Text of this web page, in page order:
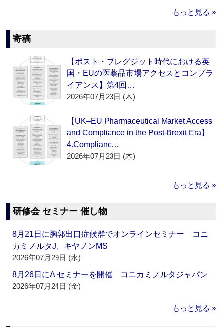
もっと見る »
寄稿
【ポスト・ブレグジット時代における英
国・EUの医薬品市場アクセスとコンプラ
イアンス】第4回…
2026年07月23日 (木)
【UK–EU Pharmaceutical Market Access
and Compliance in the Post-Brexit Era】
4.Complianc…
2026年07月23日 (木)
もっと見る »
研修会 セミナー 催し物
8月21日に胸郭出口症候群でオンラインセミナー コニ
カミノルタJ、キヤノンMS
2026年07月29日 (水)
8月26日にAIセミナーを開催 コニカミノルタジャパン
2026年07月24日 (金)
もっと見る »